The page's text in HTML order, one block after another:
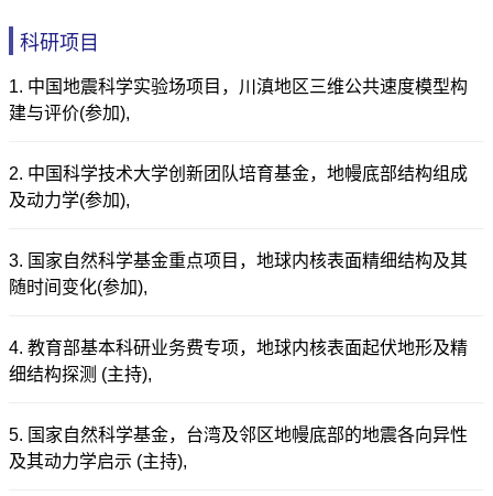
科研项目
1. 中国地震科学实验场项目，川滇地区三维公共速度模型构
建与评价(参加),
2. 中国科学技术大学创新团队培育基金，地幔底部结构组成
及动力学(参加),
3. 国家自然科学基金重点项目，地球内核表面精细结构及其
随时间变化(参加),
4. 教育部基本科研业务费专项，地球内核表面起伏地形及精
细结构探测 (主持),
5. 国家自然科学基金，台湾及邻区地幔底部的地震各向异性
及其动力学启示 (主持),